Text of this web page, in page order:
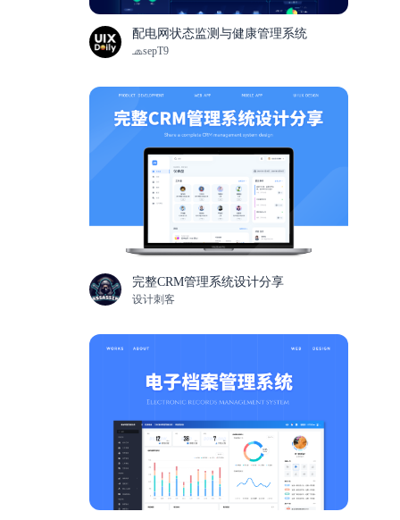
配电网状态监测与健康管理系统
🧢sepT9
完整CRM管理系统设计分享
设计刺客